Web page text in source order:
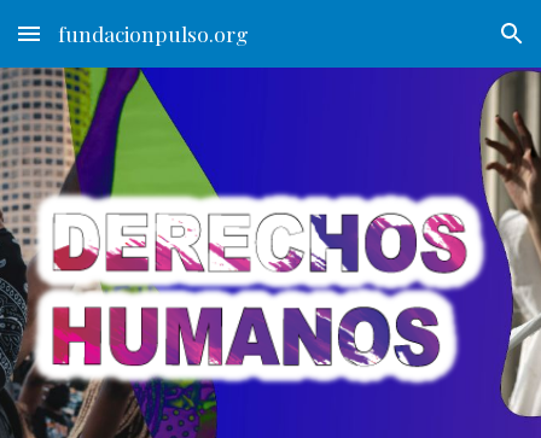
Skip to main content Skip to navigation
fundacionpulso.org